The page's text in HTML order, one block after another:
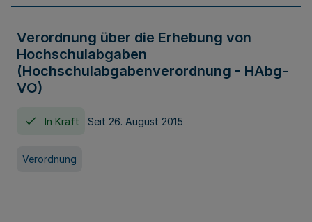
Verordnung über die Erhebung von
Hochschulabgaben
(Hochschulabgabenverordnung - HAbg-
VO)
In Kraft Seit 26. August 2015
Verordnung